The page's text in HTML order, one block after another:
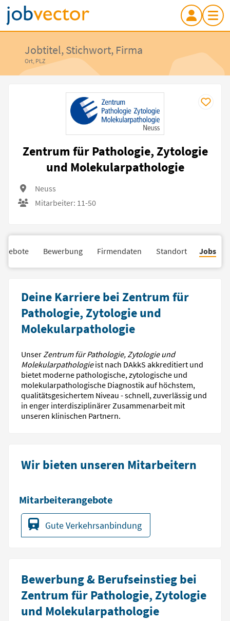
Jobtitel, Stichwort, Firma
Ort, PLZ
Zentrum für Pathologie, Zytologie
und Molekularpathologie
Neuss
Mitarbeiter: 11-50
Bewerbung Firmendaten Standort Jobs
Deine Karriere bei Zentrum für
Pathologie, Zytologie und
Molekularpathologie
Unser Zentrum für Pathologie, Zytologie und
Molekularpathologieist nach DAkkS akkreditiert und
bietet moderne pathologische, zytologische und
molekularpathologische Diagnostik auf höchstem,
qualitätsgesichertem Niveau - schnell, zuverlässig und
in enger interdisziplinärer Zusammenarbeit mit
unseren klinischen Partnern.
Wir bieten unseren Mitarbeitern
Mitarbeiterangebote
Gute Verkehrsanbindung
Bewerbung & Berufseinstieg bei
Zentrum für Pathologie, Zytologie
und Molekularpathologie